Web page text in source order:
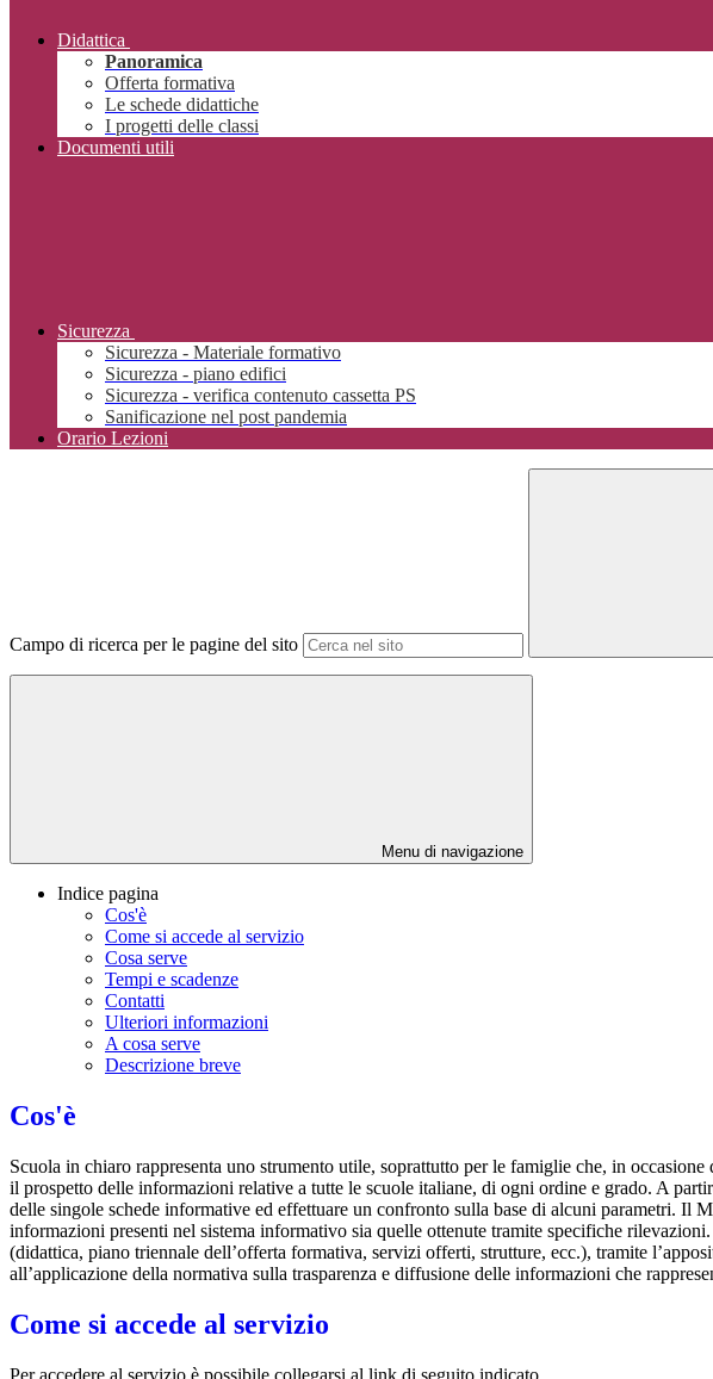
Didattica
Panoramica
Offerta formativa
Le schede didattiche
I progetti delle classi
Documenti utili
Sicurezza
Sicurezza - Materiale formativo
Sicurezza - piano edifici
Sicurezza - verifica contenuto cassetta PS
Sanificazione nel post pandemia
Orario Lezioni
Campo di ricerca per le pagine del sito
Menu di navigazione
Indice pagina
Cos'è
Come si accede al servizio
Cosa serve
Tempi e scadenze
Contatti
Ulteriori informazioni
A cosa serve
Descrizione breve
Cos'è
Scuola in chiaro rappresenta uno strumento utile, soprattutto per le famiglie che, in
il prospetto delle informazioni relative a tutte le scuole italiane, di ogni ordine e grado. A
delle singole schede informative ed effettuare un confronto sulla base di alcuni parametri. Il
informazioni presenti nel sistema informativo sia quelle ottenute tramite specifiche
(didattica, piano triennale dell’offerta formativa, servizi offerti, strutture, ecc.), tramite
all’applicazione della normativa sulla trasparenza e diffusione delle informazioni che
Come si accede al servizio
Per accedere al servizio è possibile collegarsi al link di seguito indicato.